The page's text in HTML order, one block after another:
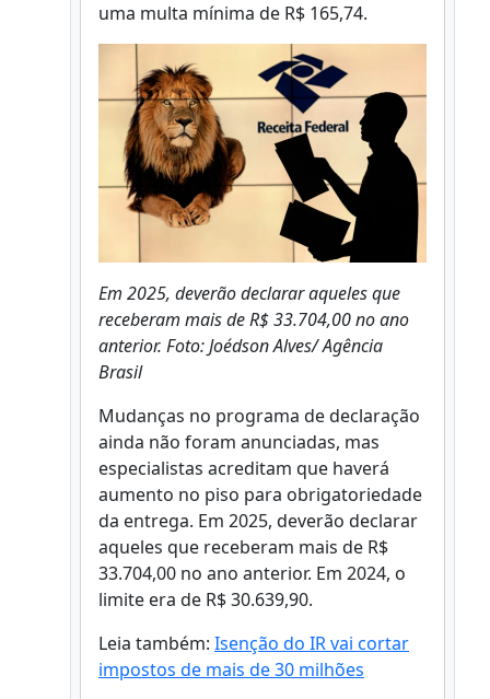
uma multa mínima de R$ 165,74.
Em 2025, deverão declarar aqueles que
receberam mais de R$ 33.704,00 no ano
anterior. Foto: Joédson Alves/ Agência
Brasil
Mudanças no programa de declaração
ainda não foram anunciadas, mas
especialistas acreditam que haverá
aumento no piso para obrigatoriedade
da entrega. Em 2025, deverão declarar
aqueles que receberam mais de R$
33.704,00 no ano anterior. Em 2024, o
limite era de R$ 30.639,90.
Leia também: Isenção do IR vai cortar
impostos de mais de 30 milhões